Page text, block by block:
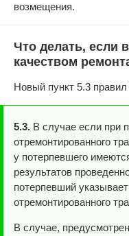
возмещения.
Что делать, если
качеством
Новый пункт 5.3
5.3. В случае если при
отремонтированного
у потерпевшего
результатов
потерпевший
отремонтированного
В случае,